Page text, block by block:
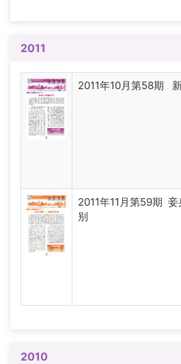
2011
2011年10月第58期
2011年11月第59期
别
2010